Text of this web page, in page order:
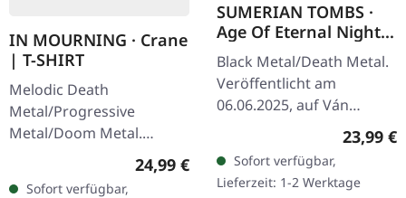
IN MOURNING · Crane
| T-SHIRT
Melodic Death
Metal/Progressive
Metal/Doom Metal.
Schwarzes Shirt mit
Druck auf Vorderseite.
Regulärer Preis:
24,99 €
Sofort verfügbar,
SUMERIAN TOMBS ·
Age Of Eternal Night |
GOLD LP
Black Metal/Death Metal.
Veröffentlicht am
06.06.2025, auf Ván
Records. Goldenes Vinyl,
12-seitiges Booklet im LP-
Format. Sumerian Tombs'
"Age Of…
23,99 €
Sofort verfügbar,
Lieferzeit: 1-2 Werktage